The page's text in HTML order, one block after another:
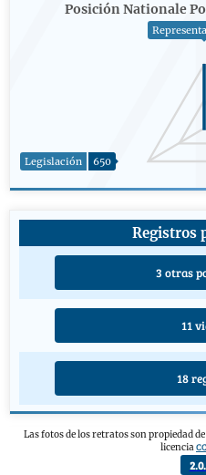
Posición Nationale
Legislación 650
Registros
3 otras
11
18
Las fotos de los retratos son propiedad
licencia